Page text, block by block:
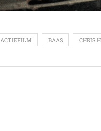
ACTIEFILM BAAS CHRIS